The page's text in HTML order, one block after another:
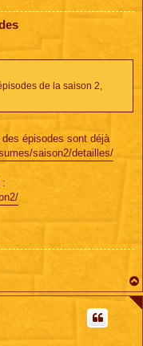
de la saison 2,
épisodes sont déjà
saison2/detailles/
: